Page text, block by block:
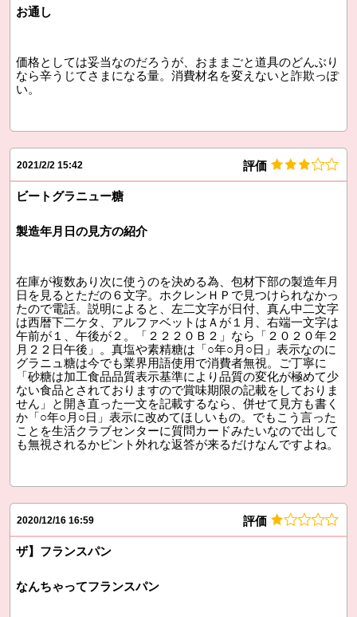
お通し
価格としては妥当なのだろうが、おままごと道具のどんぶり
なら辛うじてさまになる量。消費材名を変えないと詐欺っぽ
い。
2021/2/2 15:42 評価
ビートグラニュー糖
製造年月日の見方の紹介
在庫が複数あり次に使うのを決める為、包材下部の製造年月
日を見るとただの６文字。ホクレンＨＰで見つけられなかっ
たので電話。説明によると、左二文字が日付、真ん中二文字
は西暦下二ケタ、アルファベットはＡが１月、右端一文字は
午前が１、午後が２。「２２２０Ｂ２」なら「２０２０年２
月２２日午後」。真塩や素精糖は「○年○月○日」表示なのに
グラニュ糖は今でも業界用語使用で消費者無視。ご丁寧に
「砂糖は加工食品品質表示基準により品質の変化が極めて少
ない食品とされておりますので賞味期限の記載をしておりま
せん」と開き直った一文を記載するなら、併せて見方も書く
か「○年○月○日」表示に改めてほしいもの。でもこう言った
ことを生活クラブセンターに質問カードみたいなので出して
も無視されるかピント外れな返答が来るだけなんですよね。
2020/12/16 16:59 評価
ザ】フランスパン
なんちゃってフランスパン